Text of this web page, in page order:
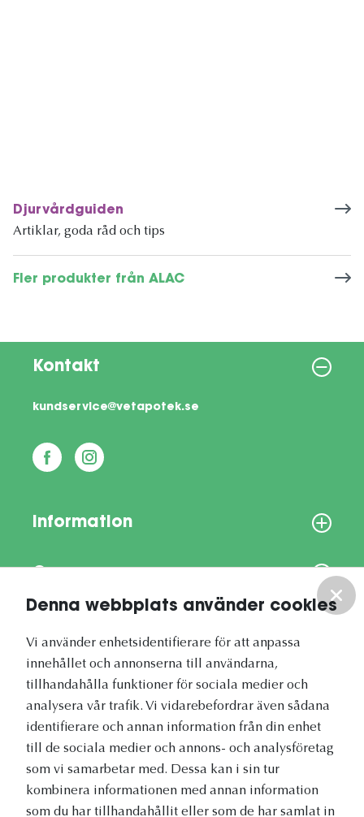
Denna webbplats använder cookies
Vi använder enhetsidentifierare för att anpassa
innehållet och annonserna till användarna,
tillhandahålla funktioner för sociala medier och
analysera vår trafik. Vi vidarebefordrar även sådana
identifierare och annan information från din enhet
till de sociala medier och annons- och analysföretag
som vi samarbetar med. Dessa kan i sin tur
kombinera informationen med annan information
som du har tillhandahållit eller som de har samlat in
Djurvårdguiden
Artiklar, goda råd och tips
Fler produkter från ALAC
Kontakt
kundservice@vetapotek.se
Information
Vetapotek.se är en del av
Evidensia Djursjukvård